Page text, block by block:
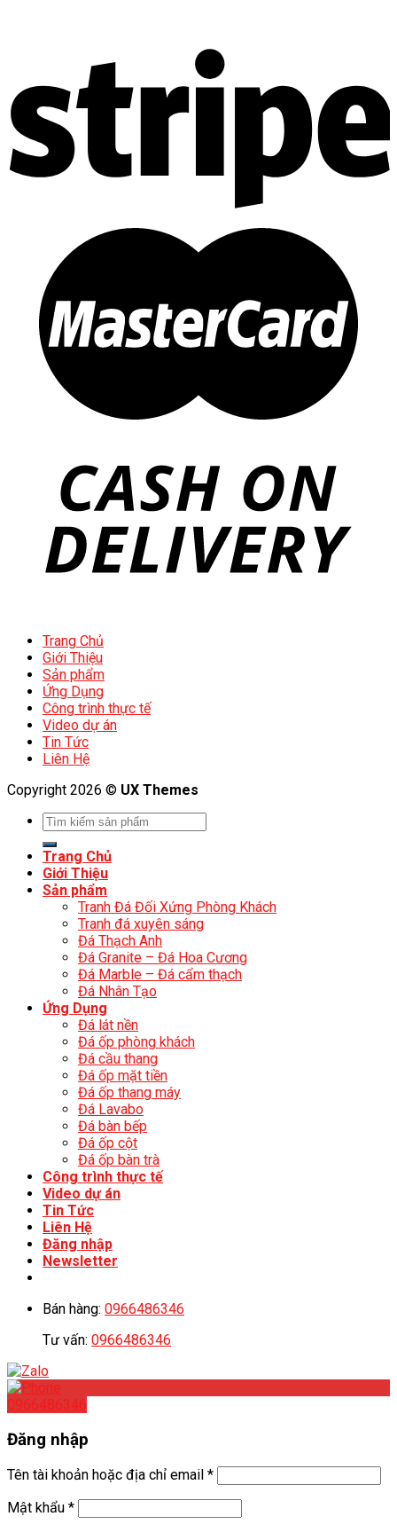
Trang Chủ
Giới Thiệu
Sản phẩm
Ứng Dụng
Công trình thực tế
Video dự án
Tin Tức
Liên Hệ
Copyright 2026 © UX Themes
Trang Chủ
Giới Thiệu
Sản phẩm
Tranh Đá Đối Xứng Phòng Khách
Tranh đá xuyên sáng
Đá Thạch Anh
Đá Granite – Đá Hoa Cương
Đá Marble – Đá cẩm thạch
Đá Nhân Tạo
Ứng Dụng
Đá lát nền
Đá ốp phòng khách
Đá cầu thang
Đá ốp mặt tiền
Đá ốp thang máy
Đá Lavabo
Đá bàn bếp
Đá ốp cột
Đá ốp bàn trà
Công trình thực tế
Video dự án
Tin Tức
Liên Hệ
Đăng nhập
Newsletter
Bán hàng: 0966486346
Tư vấn: 0966486346
0966486346
Đăng nhập
Tên tài khoản hoặc địa chỉ email *
Mật khẩu *